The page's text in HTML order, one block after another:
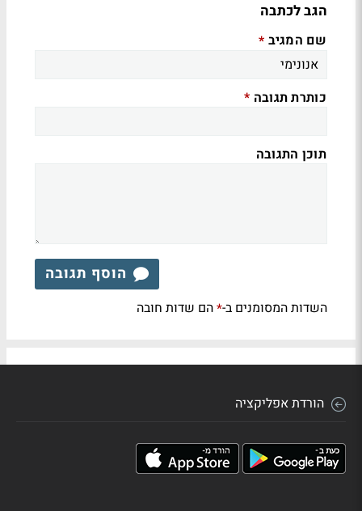
הגב לכתבה
שם המגיב *
כותרת תגובה *
תוכן התגובה
הוסף תגובה
השדות המסומנים ב-*הם שדות חובה
הורדת אפליקציה